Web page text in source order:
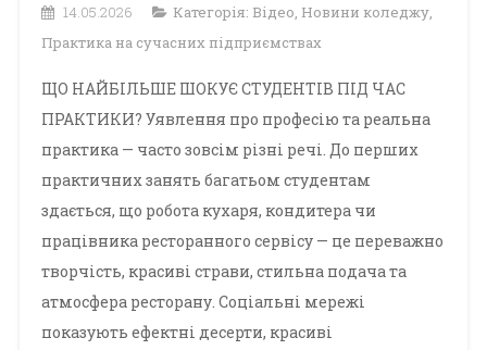
14.05.2026 Категорія: Відео, Новини коледжу,
Практика на сучасних підприємствах
ЩО НАЙБІЛЬШЕ ШОКУЄ СТУДЕНТІВ ПІД ЧАС
ПРАКТИКИ? Уявлення про професію та реальна
практика — часто зовсім різні речі. До перших
практичних занять багатьом студентам
здається, що робота кухаря, кондитера чи
працівника ресторанного сервісу — це переважно
творчість, красиві страви, стильна подача та
атмосфера ресторану. Соціальні мережі
показують ефектні десерти, красиві